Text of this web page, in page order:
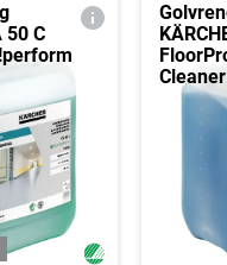
50 C
Cleaner